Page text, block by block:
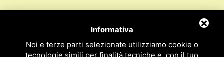
info@svar1951.it
Supporto Tecnico Clienti: assistenza@svar1951.it
Fax:
Informativa
Noi e terze parti selezionate utilizziamo cookie o
tecnologie simili per finalità tecniche e, con il tuo